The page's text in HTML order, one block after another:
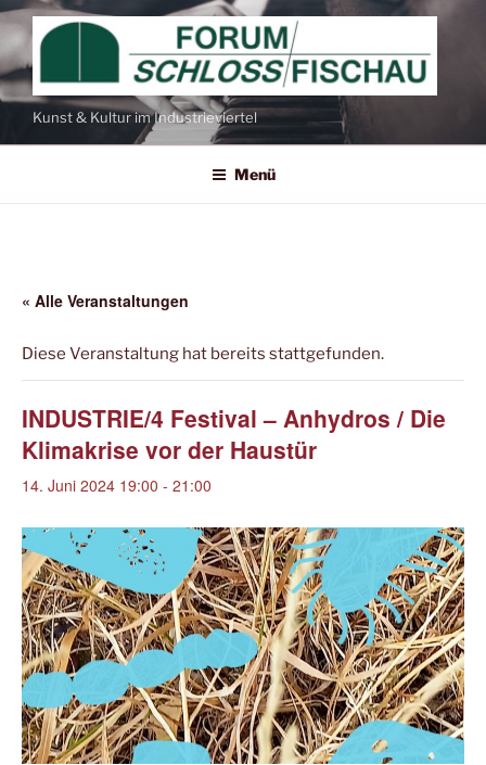
Zum
Inhalt
springen
Kunst & Kultur im Industrieviertel
Menü
« Alle Veranstaltungen
Diese Veranstaltung hat bereits stattgefunden.
INDUSTRIE/4 Festival – Anhydros / Die
Klimakrise vor der Haustür
14. Juni 2024 19:00 - 21:00